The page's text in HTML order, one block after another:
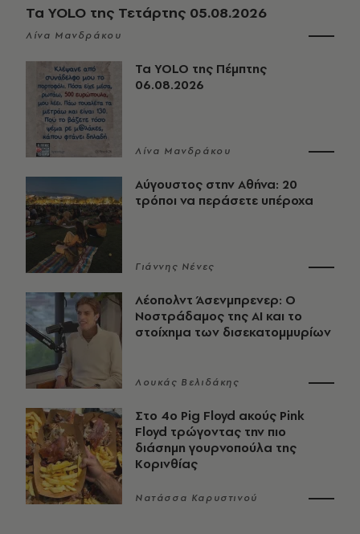
Τα YOLO της Τετάρτης 05.08.2026
Λίνα Μανδράκου
Τα YOLO της Πέμπτης
06.08.2026
Λίνα Μανδράκου
Αύγουστος στην Αθήνα: 20
τρόποι να περάσετε υπέροχα
Γιάννης Νένες
Λέοπολντ Άσενμπρενερ: Ο
Νοστράδαμος της AI και το
στοίχημα των δισεκατομμυρίων
Λουκάς Βελιδάκης
Στο 4ο Pig Floyd ακούς Pink
Floyd τρώγοντας την πιο
διάσημη γουρνοπούλα της
Κορινθίας
Νατάσσα Καρυστινού